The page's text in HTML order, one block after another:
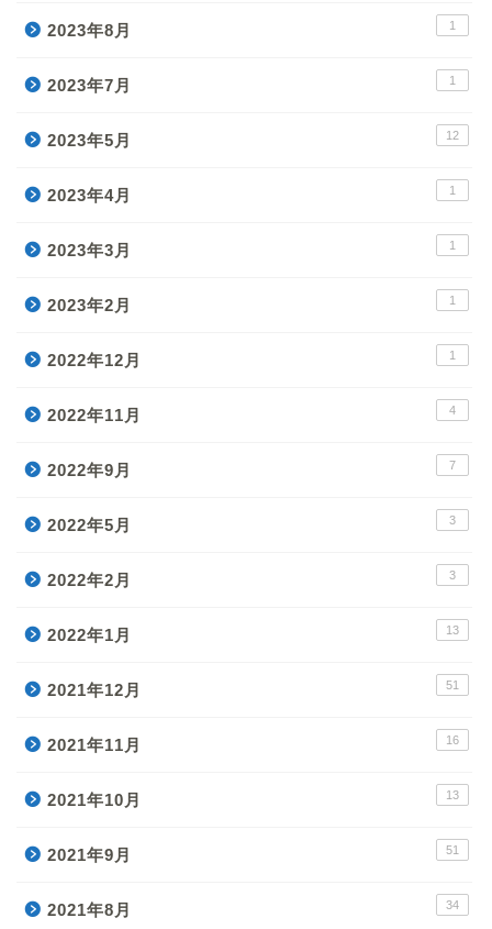
2023年8月 1
2023年7月 1
2023年5月 12
2023年4月 1
2023年3月 1
2023年2月 1
2022年12月 1
2022年11月 4
2022年9月 7
2022年5月 3
2022年2月 3
2022年1月 13
2021年12月 51
2021年11月 16
2021年10月 13
2021年9月 51
2021年8月 34